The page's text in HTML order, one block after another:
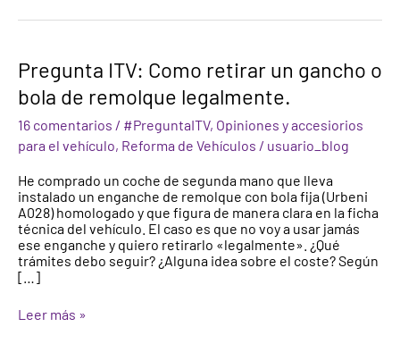
Pregunta ITV: Como retirar un gancho o
bola de remolque legalmente.
16 comentarios / #PreguntaITV, Opiniones y accesiorios
para el vehículo, Reforma de Vehículos / usuario_blog
He comprado un coche de segunda mano que lleva
instalado un enganche de remolque con bola fija (Urbeni
A028) homologado y que figura de manera clara en la ficha
técnica del vehículo. El caso es que no voy a usar jamás
ese enganche y quiero retirarlo «legalmente». ¿Qué
trámites debo seguir? ¿Alguna idea sobre el coste? Según
[…]
Pregunta
ITV:
Como
un
gancho
o
bola
de
remolque
legalmente.
Leer más »